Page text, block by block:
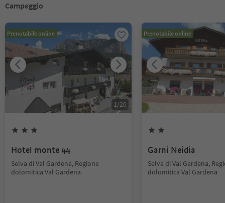
Campeggio
Prenotabile online
1/20
Hotel monte 44
Selva di Val Gardena, Regione
dolomitica Val Gardena
Prenotabile online
Garni Neidia
Selva di Val Gardena,
dolomitica Val Gardena